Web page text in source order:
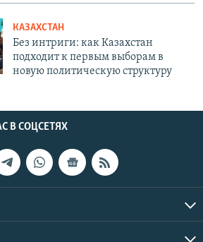
КАЗАХСТАН
Без интриги: как Казахстан
подходит к первым выборам в
новую политическую структуру
В СОЦСЕТЯХ